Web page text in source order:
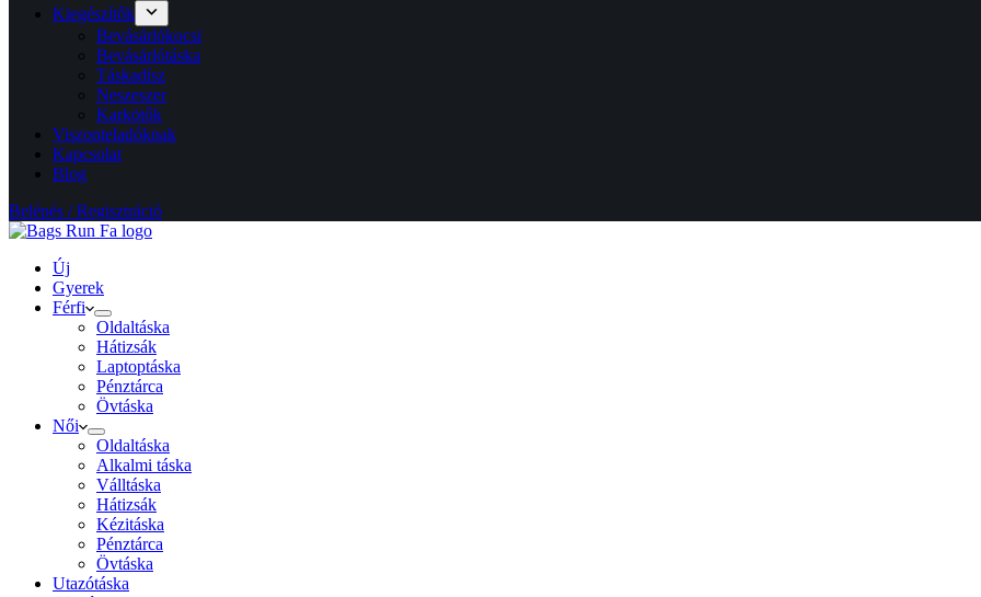
Kiegészítők
Bevásárlókocsi
Bevásárlótáska
Táskadísz
Neszeszer
Karkötők
Viszonteladóknak
Kapcsolat
Blog
Belépés / Regisztráció
Új
Gyerek
Férfi
Oldaltáska
Hátizsák
Laptoptáska
Pénztárca
Övtáska
Női
Oldaltáska
Alkalmi táska
Válltáska
Hátizsák
Kézitáska
Pénztárca
Övtáska
Utazótáska